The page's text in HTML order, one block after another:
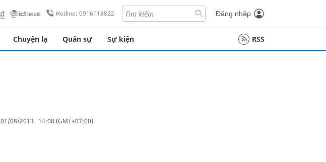
Hotline: 0916118822 Đăng nhập
Chuyện lạ Quân sự Sự kiện RSS
01/08/2013 14:08 (GMT+07:00)